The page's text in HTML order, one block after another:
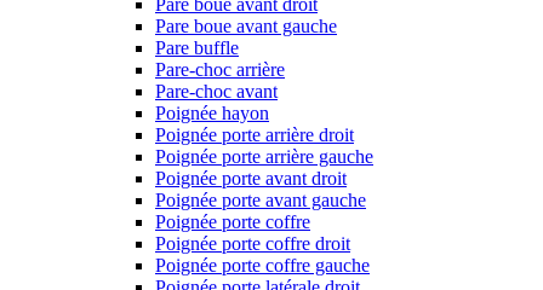
Pare boue avant droit
Pare boue avant gauche
Pare buffle
Pare-choc arrière
Pare-choc avant
Poignée hayon
Poignée porte arrière droit
Poignée porte arrière gauche
Poignée porte avant droit
Poignée porte avant gauche
Poignée porte coffre
Poignée porte coffre droit
Poignée porte coffre gauche